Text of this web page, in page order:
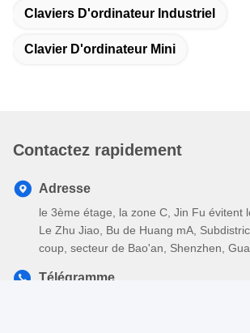
Claviers D'ordinateur Industriel
Clavier D'ordinateur Mini
Contactez rapidement
Adresse
le 3ème étage, la zone C, Jin Fu évitent
Le Zhu Jiao, Bu de Huang mA,
coup, secteur de Bao'an, Shenzhen,
Télégramme